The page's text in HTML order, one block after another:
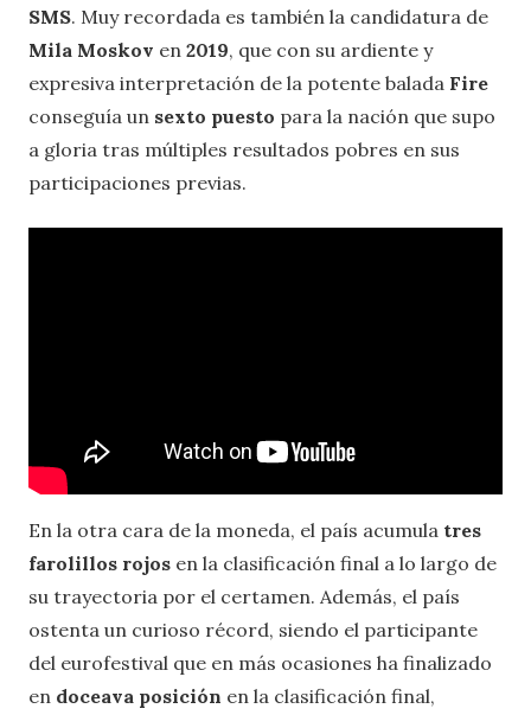
SMS. Muy recordada es también la candidatura de
Mila Moskov en 2019, que con su ardiente y
expresiva interpretación de la potente balada Fire
conseguía un sexto puesto para la nación que supo
a gloria tras múltiples resultados pobres en sus
participaciones previas.
En la otra cara de la moneda, el país acumula tres
farolillos rojos en la clasificación final a lo largo de
su trayectoria por el certamen. Además, el país
ostenta un curioso récord, siendo el participante
del eurofestival que en más ocasiones ha finalizado
en doceava posición en la clasificación final,